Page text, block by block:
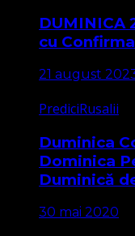
DUMINICA
cu
21 august
PrediciRusalii
Duminica
Dominica
Duminică
30 mai 2020